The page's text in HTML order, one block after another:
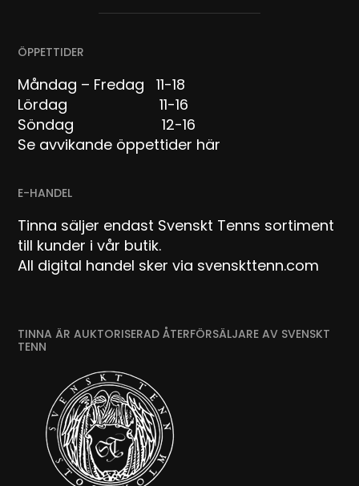
ÖPPETTIDER
Måndag – Fredag 11-18
Lördag 11-16
Söndag 12-16
Se avvikande öppettider här
E-HANDEL
Tinna säljer endast Svenskt Tenns sortiment
till kunder i vår butik.
All digital handel sker via svenskttenn.com
TINNA ÄR AUKTORISERAD ÅTERFÖRSÄLJARE AV SVENSKT
TENN